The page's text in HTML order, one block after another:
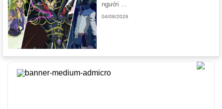
người ...
04/08/2026